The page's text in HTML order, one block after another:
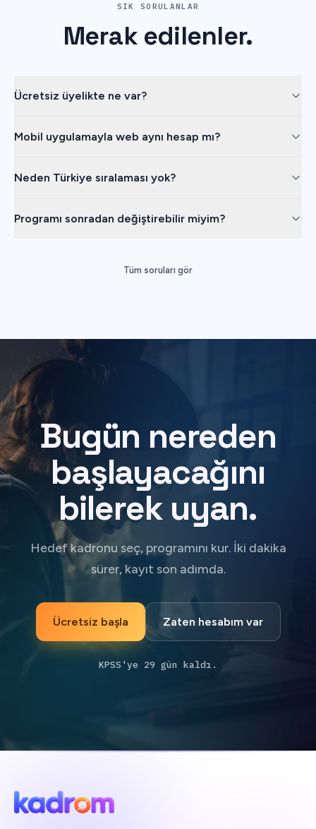
SIK SORULANLAR
Merak edilenler.
Ücretsiz üyelikte ne var?
Mobil uygulamayla web aynı hesap mı?
Neden Türkiye sıralaması yok?
Programı sonradan değiştirebilir miyim?
Tüm soruları gör
Bugün nereden
başlayacağını
bilerek uyan.
Hedef kadronu seç, programını kur. İki dakika
sürer, kayıt son adımda.
Ücretsiz başla Zaten hesabım var
KPSS'ye 29 gün kaldı.